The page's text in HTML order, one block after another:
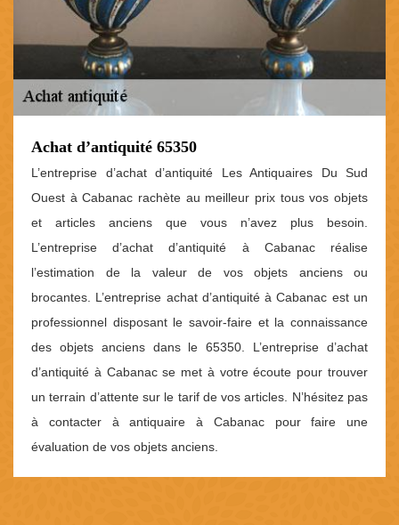
Achat d’antiquité 65350
L’entreprise d’achat d’antiquité Les Antiquaires Du Sud
Ouest à Cabanac rachète au meilleur prix tous vos objets
et articles anciens que vous n’avez plus besoin.
L’entreprise d’achat d’antiquité à Cabanac réalise
l’estimation de la valeur de vos objets anciens ou
brocantes. L’entreprise achat d’antiquité à Cabanac est un
professionnel disposant le savoir-faire et la connaissance
des objets anciens dans le 65350. L’entreprise d’achat
d’antiquité à Cabanac se met à votre écoute pour trouver
un terrain d’attente sur le tarif de vos articles. N’hésitez pas
à contacter à antiquaire à Cabanac pour faire une
évaluation de vos objets anciens.